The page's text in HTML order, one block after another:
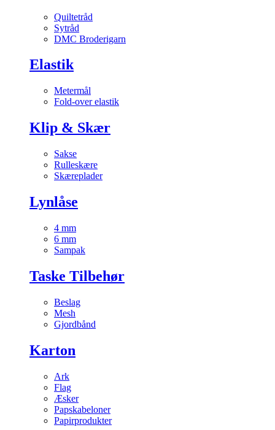
Quiltetråd
Sytråd
DMC Broderigarn
Elastik
Metermål
Fold-over elastik
Klip & Skær
Sakse
Rulleskære
Skæreplader
Lynlåse
4 mm
6 mm
Sampak
Taske Tilbehør
Beslag
Mesh
Gjordbånd
Karton
Ark
Flag
Æsker
Papskabeloner
Papirprodukter